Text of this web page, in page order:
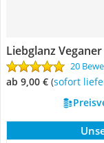
Liebglanz
20
ab 9,00 € ( Sofort